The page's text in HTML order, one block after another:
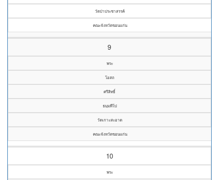
วัดป่าประชาสรรค์
คณะจังหวัดขอนแก่น
9
พระ
โอสถ
ศรีสิทธิ์
ธมฺมทีโป
วัดเกาะสะอาด
คณะจังหวัดขอนแก่น
10
พระ